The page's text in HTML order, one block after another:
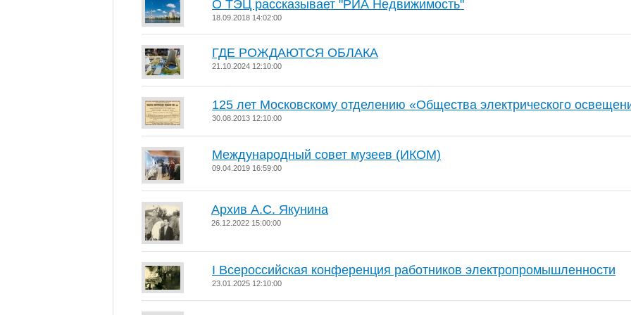
О ТЭЦ рассказывает "РИА Недвижимость"
18.09.2018 14:02:00
ГДЕ РОЖДАЮТСЯ ОБЛАКА
21.10.2024 12:10:00
125 лет Московскому отделению «Общества электрического
30.08.2013 12:10:00
Международный совет музеев (ИКОМ)
09.04.2019 16:59:00
Архив А.С. Якунина
26.12.2022 15:00:00
I Всероссийская конференция работников электропромышленности
23.01.2025 12:10:00